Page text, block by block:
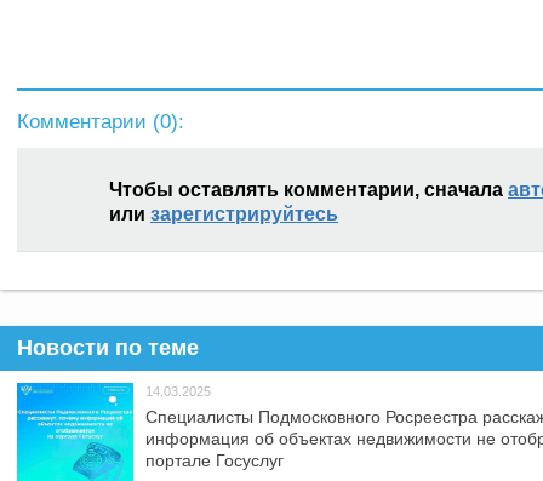
Комментарии (0):
Чтобы оставлять комментарии, сначала
или зарегистрируйтесь
Новости по теме
14.03.2025
Специалисты Подмосковного Росреестра
информация об объектах недвижимости не
портале Госуслуг